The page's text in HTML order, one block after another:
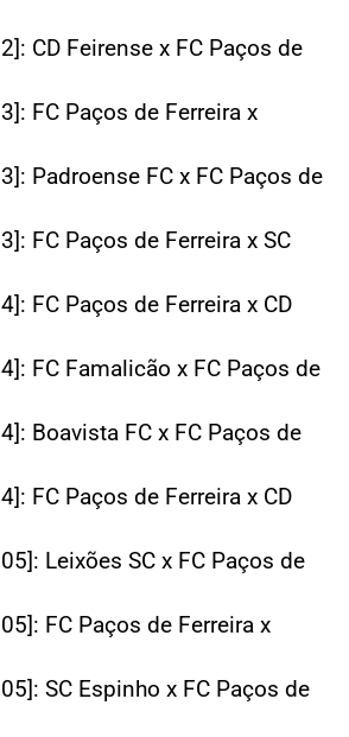
CD Feirense x FC Paços de
FC Paços de Ferreira x
Padroense FC x FC Paços de
FC Paços de Ferreira x SC
FC Paços de Ferreira x CD
FC Famalicão x FC Paços de
Boavista FC x FC Paços de
FC Paços de Ferreira x CD
Leixões SC x FC Paços de
FC Paços de Ferreira x
SC Espinho x FC Paços de